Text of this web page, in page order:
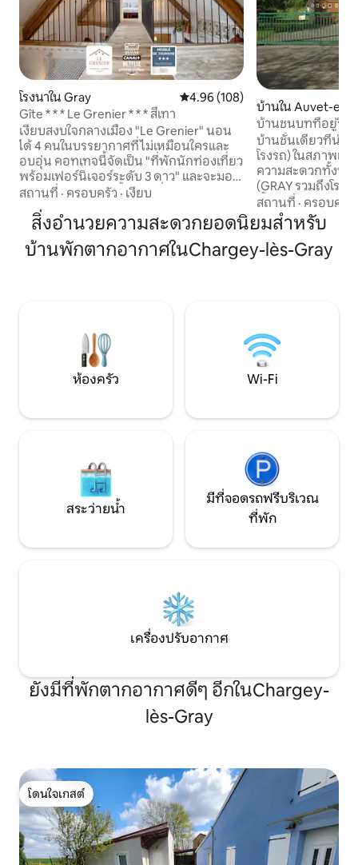
โรงนาใน Gray คะแนนเฉลี่ย 4.96 จาก 5, 108 รีวิว
4.96 (108)
Gîte * * * Le Grenier * * * สีเทา
เงียบสงบใจกลางเมือง "Le Grenier" นอน
ได้ 4 คนในบรรยากาศที่ไม่เหมือนใครและ
อบอุ่น คอทเทจนี้จัดเป็น "ที่พักนักท่องเที่ยว
พร้อมเฟอร์นิเจอร์ระดับ 3 ดาว" และจะมอบ
ความสะดวกสบายทั้งหมดที่คุณต้องการ
สำหรับการเข้าพักแบบมืออาชีพหรือนัก
ท่องเที่ยว - ที่จอดรถห่างออกไป 50 ม. -
ห้องนั่งเล่นปรับอากาศขนาดใหญ่ - ห้อง
ครัวตกแต่งครบครัน - ห้องนอนเตียงควีน
สถานที่ · ครอบครัว · เงียบ
บ้านใน Auvet-et-
tte
บ้านชนบทที่อยู่ริม
บ้านชั้นเดียวที่น่ารื่
โรงรถ) ในสภาพแ
ความสะดวกทั้งหม
(GRAY รวมถึงโร
น้ำ) ไม่ว่าคุณจะต้อ
บนเส้นทางป่าโดย
(ไม่มีให้) หรือค้นพ
ขึ้นภายในรัศมีประ
เบซองซอง แลงเก
สถานที่ · ครอบครัว
สิ่งอำนวยความสะดวกยอดนิยมสำหรับ
บ้านพักตากอากาศในChargey-lès-Gray
ห้องครัว Wi-Fi
สระว่ายน้ำ
มีที่จอดรถฟรีบริเวณ
ที่พัก
เครื่องปรับอากาศ
ยังมีที่พักตากอากาศดีๆ อีกในChargey-
lès-Gray
โดนใจเกสต์
โดนใจเกสต์